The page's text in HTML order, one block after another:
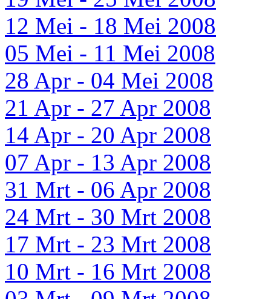
12 Mei - 18 Mei 2008
05 Mei - 11 Mei 2008
28 Apr - 04 Mei 2008
21 Apr - 27 Apr 2008
14 Apr - 20 Apr 2008
07 Apr - 13 Apr 2008
31 Mrt - 06 Apr 2008
24 Mrt - 30 Mrt 2008
17 Mrt - 23 Mrt 2008
10 Mrt - 16 Mrt 2008